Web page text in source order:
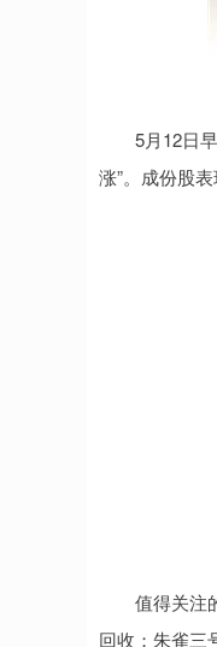
5月12日早
涨”。成份股
值得关注的
回收；朱雀三